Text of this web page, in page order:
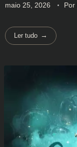
maio 25, 2026 Por
Ler tudo